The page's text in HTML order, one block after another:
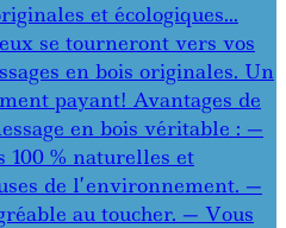
et écologiques…
se tourneront vers vos
en bois originales. Un
payant! Avantages de
en bois véritable : —
100 % naturelles et
de l’environnement. —
au toucher. — Vous